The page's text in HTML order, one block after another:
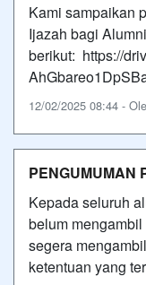
Kami sampaikan
Ijazah bagi
berikut: https://
12/02/2025 08:44 -
PENGUMUMAN
Kepada seluruh
belum
segera
ketentuan yang